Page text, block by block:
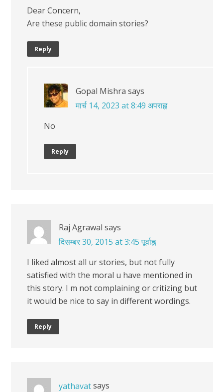
Dear Concern,
Are these public domain stories?
Reply
Gopal Mishra says
मार्च 14, 2023 at 8:49 अपराह्न
No
Reply
Raj Agrawal says
दिसम्बर 30, 2015 at 3:45 पूर्वाह्न
I liked almost all ur stories, but not fully
satisfied with the moral u have mentioned in
this story. I m not complaining or critizing but
it would be nice to say in different wordings.
Reply
yathavatsays